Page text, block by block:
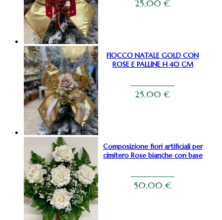
25,00€
FIOCCO NATALE GOLD CON
ROSE E PALLINE H 40 CM
25,00€
Composizione fiori artificiali per
cimitero Rose bianche con base
50,00 €